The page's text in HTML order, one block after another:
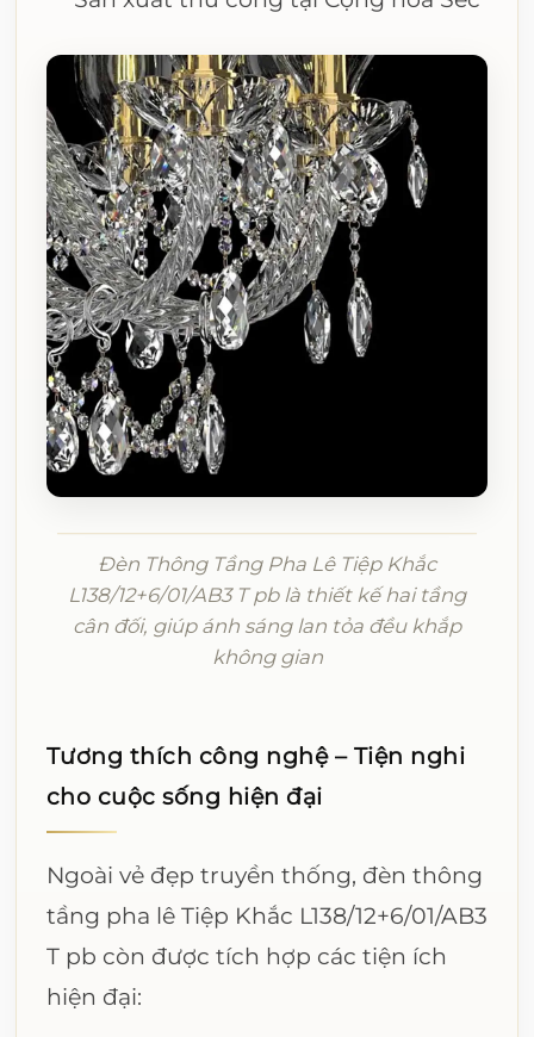
Đèn Thông Tầng Pha Lê Tiệp Khắc
L138/12+6/01/AB3 T pb là thiết kế hai tầng
cân đối, giúp ánh sáng lan tỏa đều khắp
không gian
Tương thích công nghệ – Tiện nghi
cho cuộc sống hiện đại
Ngoài vẻ đẹp truyền thống, đèn thông
tầng pha lê Tiệp Khắc L138/12+6/01/AB3
T pb còn được tích hợp các tiện ích
hiện đại: